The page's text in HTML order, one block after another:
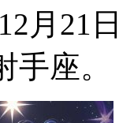
月21
手座